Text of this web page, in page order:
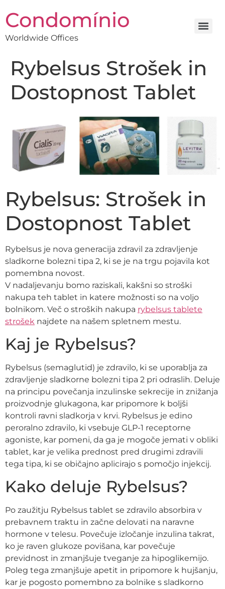
Condomínio
Worldwide Offices
Rybelsus Strošek in
Dostopnost Tablet
Rybelsus: Strošek in
Dostopnost Tablet
Rybelsus je nova generacija zdravil za zdravljenje
sladkorne bolezni tipa 2, ki se je na trgu pojavila kot
pomembna novost.
V nadaljevanju bomo raziskali, kakšni so stroški
nakupa teh tablet in katere možnosti so na voljo
bolnikom. Več o stroških nakupa rybelsus tablete
strošek najdete na našem spletnem mestu.
Kaj je Rybelsus?
Rybelsus (semaglutid) je zdravilo, ki se uporablja za
zdravljenje sladkorne bolezni tipa 2 pri odraslih. Deluje
na principu povečanja inzulinske sekrecije in znižanja
proizvodnje glukagona, kar pripomore k boljši
kontroli ravni sladkorja v krvi. Rybelsus je edino
peroralno zdravilo, ki vsebuje GLP-1 receptorne
agoniste, kar pomeni, da ga je mogoče jemati v obliki
tablet, kar je velika prednost pred drugimi zdravili
tega tipa, ki se običajno aplicirajo s pomočjo injekcij.
Kako deluje Rybelsus?
Po zaužitju Rybelsus tablet se zdravilo absorbira v
prebavnem traktu in začne delovati na naravne
hormone v telesu. Povečuje izločanje inzulina takrat,
ko je raven glukoze povišana, kar povečuje
previdnost in zmanjšuje tveganje za hipoglikemijo.
Poleg tega zmanjšuje apetit in pripomore k hujšanju,
kar je pogosto pomembno za bolnike s sladkorno